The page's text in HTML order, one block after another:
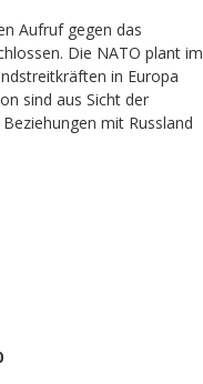
Aufruf gegen das
Die NATO plant im
in Europa
sind aus Sicht der
mit Russland